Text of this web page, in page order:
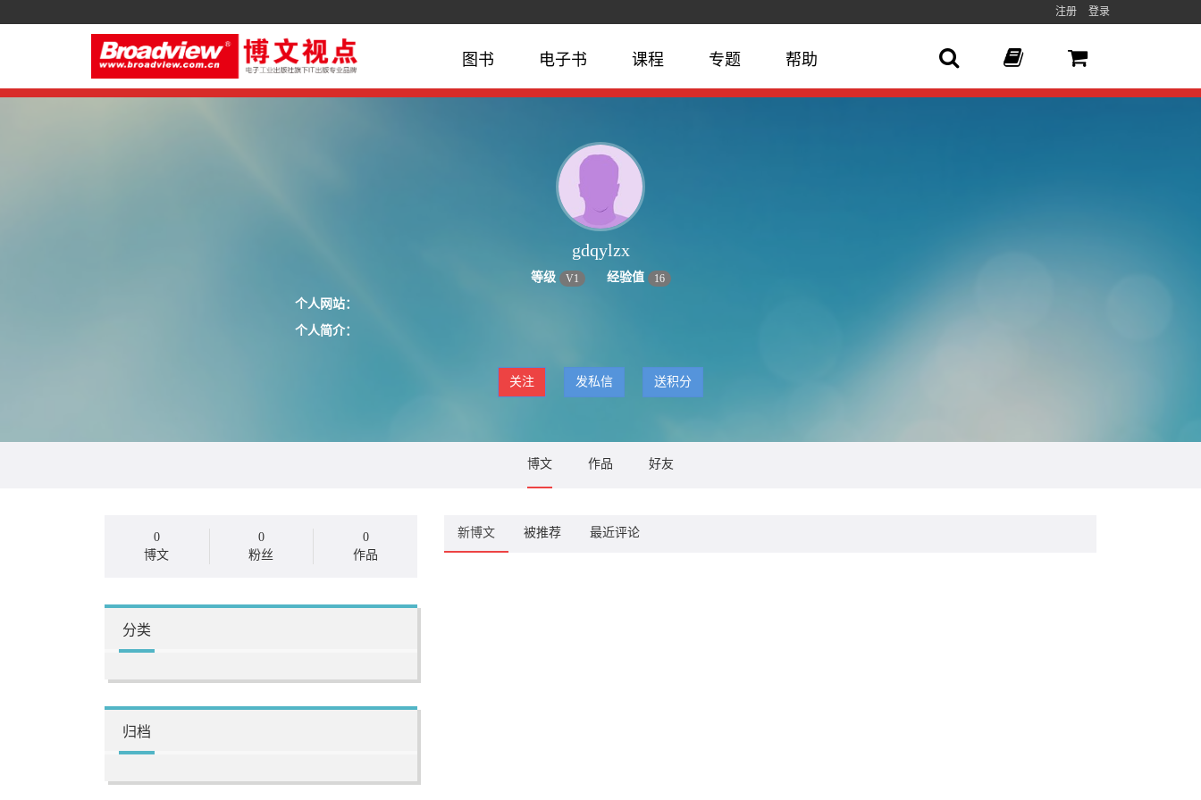
注册 登录
图书 电子书 课程 专题 帮助
gdqylzx
等级 V1 经验值 16
个人网站：
个人简介：
关注 发私信 送积分
博文 作品 好友
0
博文
0
粉丝
0
作品
分类
归档
新博文 被推荐 最近评论